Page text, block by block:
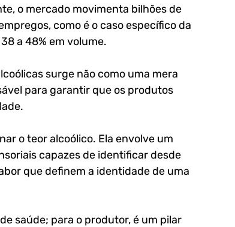
o mercado movimenta bilhões de
como é o caso específico da
a 48% em volume.
surge não como uma mera
para garantir que os produtos
o teor alcoólico. Ela envolve um
capazes de identificar desde
que definem a identidade de uma
saúde; para o produtor, é um pilar